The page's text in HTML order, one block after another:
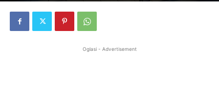
Oglasi - Advertisement